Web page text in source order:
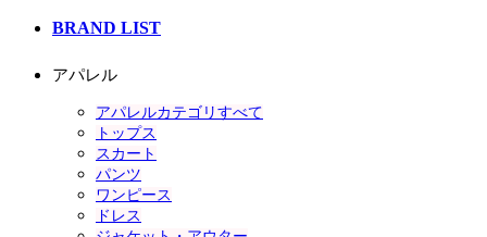
BRAND LIST
アパレル
アパレルカテゴリすべて
トップス
スカート
パンツ
ワンピース
ドレス